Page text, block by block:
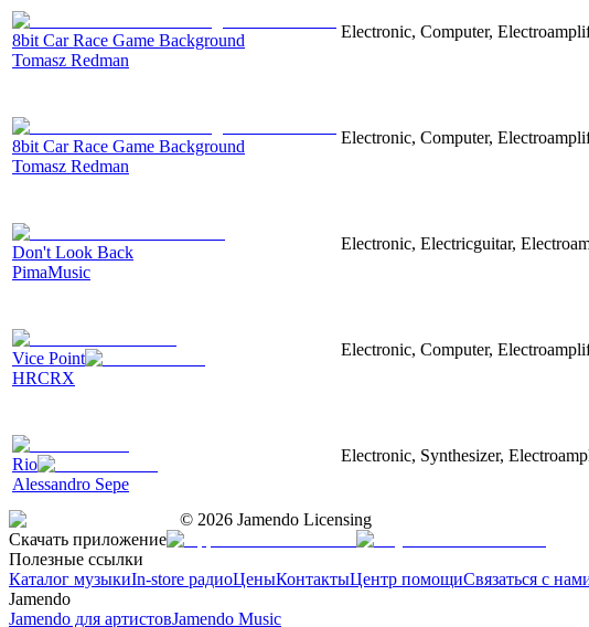
8bit Car Race Game Background
Tomasz Redman
Electronic, Computer,
8bit Car Race Game Background
Tomasz Redman
Electronic, Computer,
Don't Look Back
PimaMusic
Electronic, Electricguitar,
Vice Point
HRCRX
Electronic, Computer,
Rio
Alessandro Sepe
Electronic, Synthesizer,
© 2026 Jamendo Licensing
Скачать приложение
Полезные ссылки
Каталог музыкиIn-store радиоЦеныКонтактыЦентр помощиСвязаться с
Jamendo
Jamendo для артистовJamendo Music